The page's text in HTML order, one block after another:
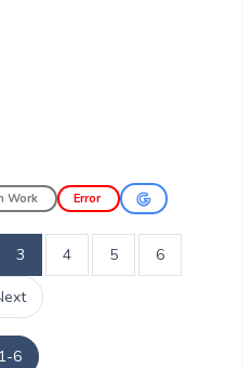
Work Error
3 4 5 6
1-6